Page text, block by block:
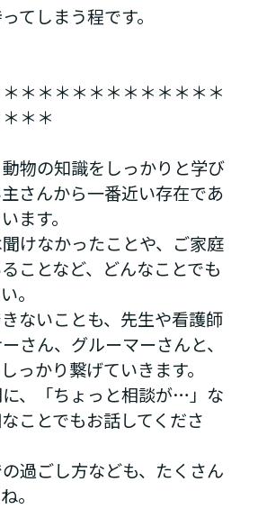
てしまう程です。
＊＊＊＊＊＊＊＊＊＊＊＊
＊＊
物の知識をしっかりと学び
さんから一番近い存在であ
ます。
けなかったことや、ご家庭
ことなど、どんなことでも
。
ないことも、先生や看護師
さん、グルーマーさんと、
っかり繋げていきます。
、「ちょっと相談が…」な
ことでもお話してくださ
過ごし方なども、たくさん
。